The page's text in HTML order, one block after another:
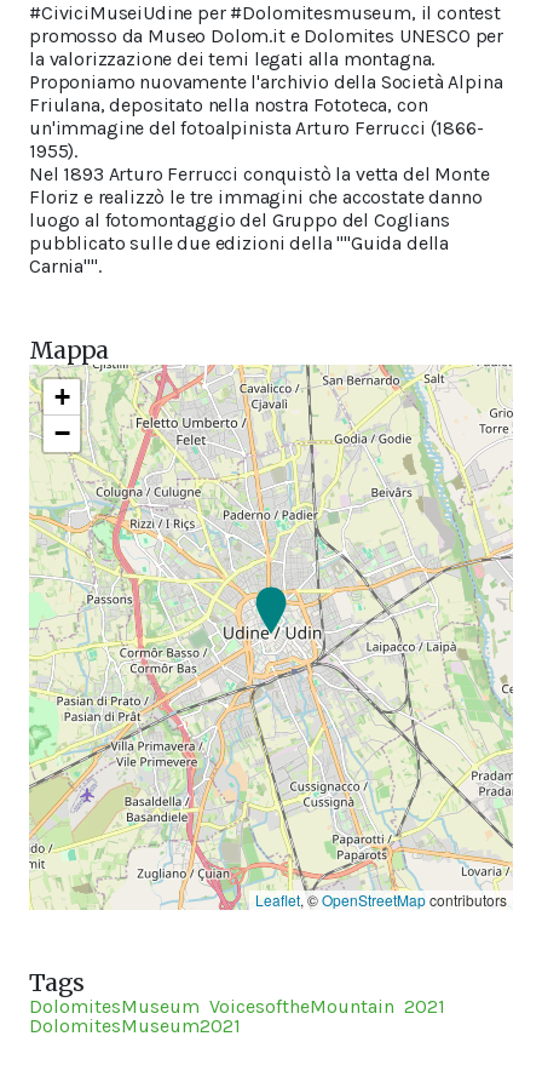
#CiviciMuseiUdine per #Dolomitesmuseum, il contest
promosso da Museo Dolom.it e Dolomites UNESCO per
la valorizzazione dei temi legati alla montagna.
Proponiamo nuovamente l'archivio della Società Alpina
Friulana, depositato nella nostra Fototeca, con
un'immagine del fotoalpinista Arturo Ferrucci (1866-
1955).
Nel 1893 Arturo Ferrucci conquistò la vetta del Monte
Floriz e realizzò le tre immagini che accostate danno
luogo al fotomontaggio del Gruppo del Coglians
pubblicato sulle due edizioni della ""Guida della
Carnia"".
Mappa
+
−
Leaflet, ©OpenStreetMapcontributors
Tags
DolomitesMuseum VoicesoftheMountain 2021
DolomitesMuseum2021